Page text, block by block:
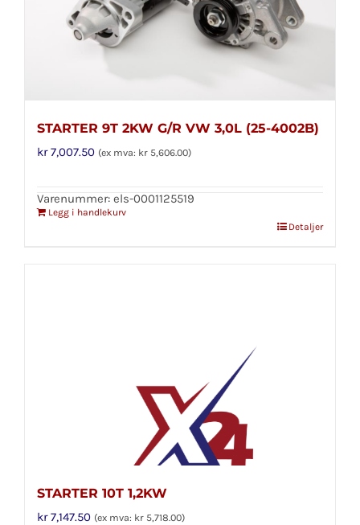
STARTER 9T 2KW G/R VW 3,0L (25-4002B)
kr7,007.50 (ex mva: kr 5,606.00)
Varenummer: els-0001125519
Legg i handlekurv
Detaljer
STARTER 10T 1,2KW
kr7,147.50 (ex mva: kr 5,718.00)